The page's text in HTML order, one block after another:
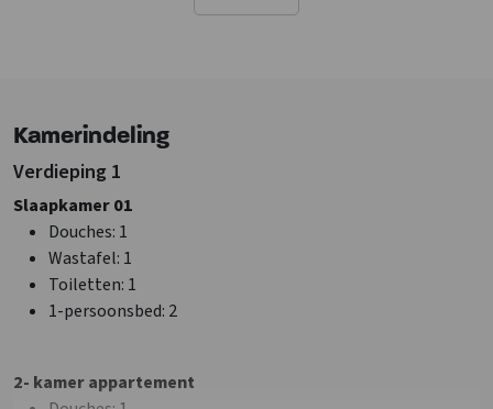
Sanitair
Douches: 8
Wastafel: 10
Toiletten: 10
Bad: 1
Badkamers: 8
Zithoek
Kamerindeling
Verdieping 1
Slaapkamer 01
Douches: 1
Wastafel: 1
Toiletten: 1
1-persoonsbed: 2
2- kamer appartement